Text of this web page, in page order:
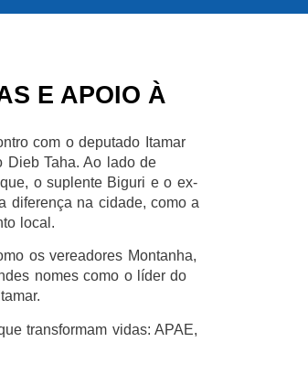
E APOIO À
com o deputado Itamar
Dieb Taha. Ao lado de
o suplente Biguri e o ex-
diferença na cidade, como a
local.
os vereadores Montanha,
nomes como o líder do
transformam vidas: APAE,